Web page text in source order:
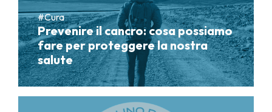
#Cura
Prevenire il cancro: cosa possiamo
fare per proteggere la nostra
salute